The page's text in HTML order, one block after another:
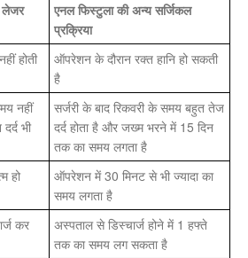
लेजर
एनल फिस्टुला की अन्य सर्जिकल
प्रक्रिया
होती
ऑपरेशन के दौरान रक्त हानि हो सकती
है
नहीं
भी
सर्जरी के बाद रिकवरी के समय बहुत तेज
दर्द होता है और जख्म भरने में 15 दिन
तक का समय लगता है
हो
ऑपरेशन में 30 मिनट से भी ज्यादा का
समय लगता है
कर
अस्पताल से डिस्चार्ज होने में 1 हफ्ते
तक का समय लग सकता है